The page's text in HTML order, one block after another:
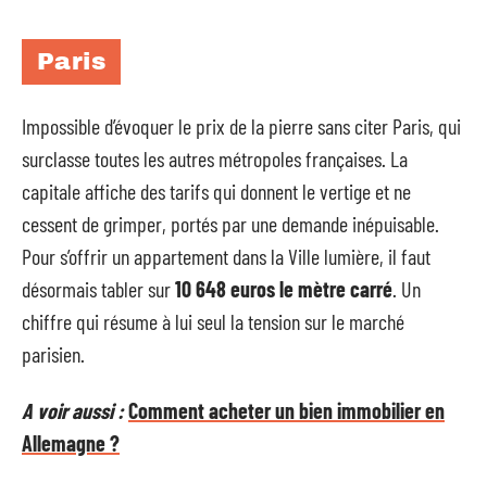
Paris
Impossible d’évoquer le prix de la pierre sans citer Paris, qui
surclasse toutes les autres métropoles françaises. La
capitale affiche des tarifs qui donnent le vertige et ne
cessent de grimper, portés par une demande inépuisable.
Pour s’offrir un appartement dans la Ville lumière, il faut
désormais tabler sur10 648 euros le mètre carré . Un
chiffre qui résume à lui seul la tension sur le marché
parisien.
A voir aussi :Comment acheter un bien immobilier en
Allemagne ?